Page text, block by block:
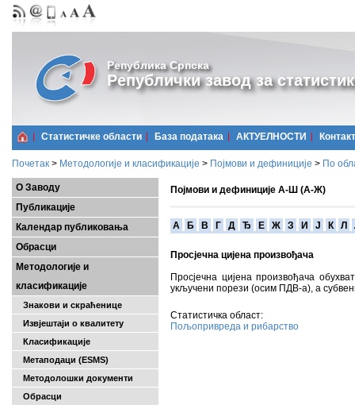
Република Српска
Републички завод за
Статистичке области Базa података АКТУЕЛНОСТИ Контакт
Почетак > Методологије и класификације > Појмови и дефиниције > По
О Заводу
Публикације
Календар публиковања
Обрасци
Методологије и
класификације
Знакови и скраћенице
Извјештаји о квалитету
Класификације
Метаподаци (ESMS)
Методолошки документи
Обрасци
Појмови и дефиниције А-Ш (А-Ж)
A Б В Г Д Ђ Е Ж З И Ј К Л
Просјечна цијена произвођача
Просјечна цијена произвођача
укључени порези (осим ПДВ-а), а
Статистичка област:
Пољопривреда и рибарство